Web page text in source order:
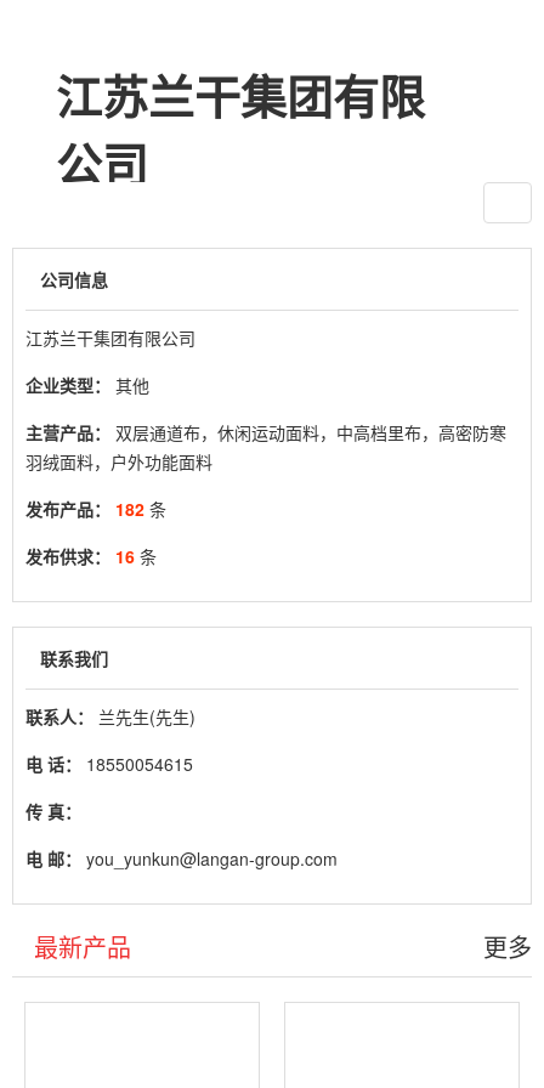
江苏兰干集团有限
公司
公司信息
江苏兰干集团有限公司
企业类型：
其他
主营产品：
双层通道布，休闲运动面料，中高档里布，高密防寒
羽绒面料，户外功能面料
发布产品：
182 条
发布供求：
16 条
联系我们
联系人：
兰先生(先生)
电 话：
18550054615
传 真：
电 邮：
you_yunkun@langan-group.com
最新产品 更多